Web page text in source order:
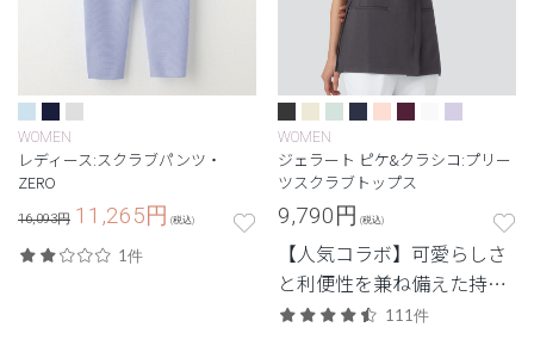
WOMEN
レディース:スクラブパンツ・
ZERO
16,093円 11,265円 (税込)
1件
WOMEN
ジェラート ピケ&クラシコ:プリー
ツスクラブトップス
9,790円 (税込)
【人気コラボ】可愛らしさ
と利便性を兼ね備えた持っ
ておきたいジップタイプ。
111件